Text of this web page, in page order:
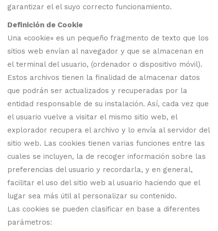
garantizar el el suyo correcto funcionamiento.
Definición de Cookie
Una «cookie» es un pequeño fragmento de texto que los
sitios web envían al navegador y que se almacenan en
el terminal del usuario, (ordenador o dispositivo móvil).
Estos archivos tienen la finalidad de almacenar datos
que podrán ser actualizados y recuperadas por la
entidad responsable de su instalación. Así, cada vez que
el usuario vuelve a visitar el mismo sitio web, el
explorador recupera el archivo y lo envía al servidor del
sitio web. Las cookies tienen varias funciones entre las
cuales se incluyen, la de recoger información sobre las
preferencias del usuario y recordarla, y en general,
facilitar el uso del sitio web al usuario haciendo que el
lugar sea más útil al personalizar su contenido.
Las cookies se pueden clasificar en base a diferentes
parámetros: